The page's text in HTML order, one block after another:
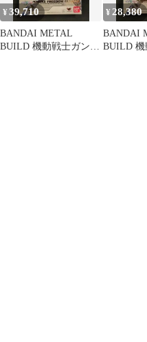
ティニー)
フィギュ
ピ
¥39,710
BANDAI METAL
BUILD 機動戦士ガンダ
¥ 28,380
BANDAI
BUILD 機